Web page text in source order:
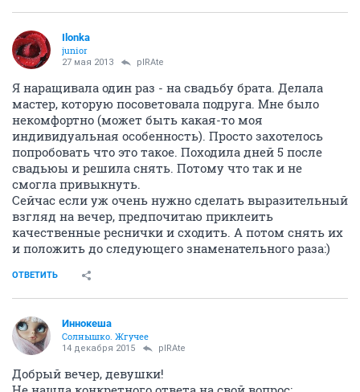
Ilonka
junior
27 мая 2013 pIRAte
Я наращивала один раз - на свадьбу брата. Делала
мастер, которую посоветовала подруга. Мне было
некомфортно (может быть какая-то моя
индивидуальная особенность). Просто захотелось
попробовать что это такое. Походила дней 5 после
свадьюы и решила снять. Потому что так и не
смогла привыкнуть.
Сейчас если уж очень нужно сделать выразительный
взгляд на вечер, предпочитаю приклеить
качественные реснички и сходить. А потом снять их
и положить до следующего знаменательного раза:)
ОТВЕТИТЬ
Иннокеша
Солнышко. Жгучее
14 декабря 2015 pIRAte
Добрый вечер, девушки!